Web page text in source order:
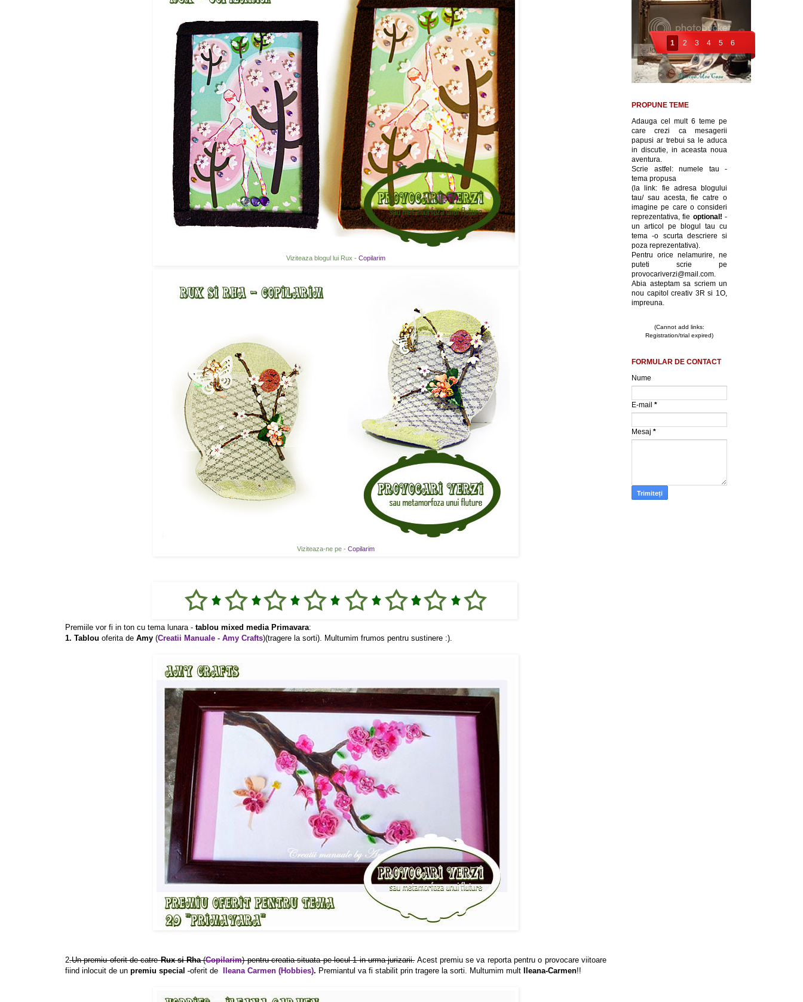
Viziteaza blogul lui Rux - Copilarim
Viziteaza-ne pe - Copilarim
Premiile vor fi in ton cu tema lunara - tablou mixed media Primavara:
1. Tablou oferita de Amy (Creatii Manuale - Amy Crafts)(tragere la sorti). Multumim frumos pentru sustinere :).
2.Un premiu oferit de catreRux si Rha(Copilarim) pentru creatia situata pe locul 1 in urma jurizarii.Acest premiu se va reporta pentru o provocare viitoare
fiind inlocuit de un premiu special oferit de Ileana Carmen (Hobbies). Premiantul va fi stabilit prin tragere la sorti. Multumim mult Ileana-Carmen!!
1 2 3 4 5 6
PROPUNE TEME
Adauga cel mult 6 teme pe
care crezi ca mesagerii
papusi ar trebui sa le aduca
in discutie, in aceasta noua
aventura.
Scrie astfel: numele tau -
tema propusa
(la link: fie adresa blogului
tau/ sau acesta, fie catre o
imagine pe care o consideri
reprezentativa, fie optional! -
un articol pe blogul tau cu
tema -o scurta descriere si
poza reprezentativa).
Pentru orice nelamurire, ne
puteti scrie pe
provocariverzi@mail.com.
Abia asteptam sa scriem un
nou capitol creativ 3R si 1O,
impreuna.
(Cannot add links:
Registration/trial expired)
FORMULAR DE CONTACT
Nume
E-mail *
Mesaj *